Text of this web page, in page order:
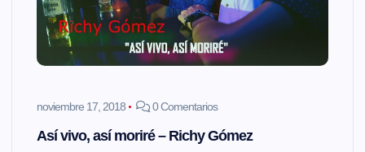
noviembre 17, 2018 0 Comentarios
Así vivo, así moriré – Richy Gómez